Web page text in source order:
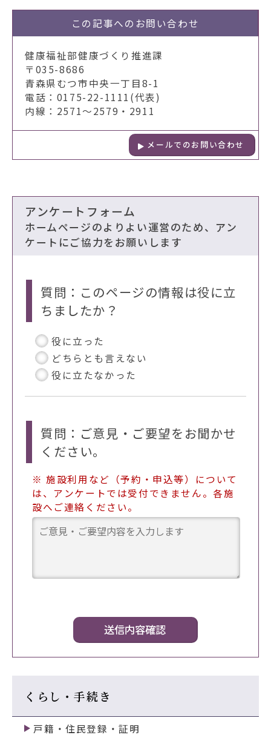
この記事への お問い合わせ
健康福祉部健康づくり推進課
〒035-8686
青森県むつ市中央一丁目8-1
電話：0175-22-1111(代表)
内線：2571～2579・2911
メールでのお問い合わせ
アンケートフォーム
ホームページのよりよい運営のため、アン
ケートにご協力をお願いします
質問：このページの情報は役に立
ちましたか？
役に立った
どちらとも言えない
役に立たなかった
質問：ご意見・ご要望をお聞かせ
ください。
※ 施設利用など（予約・申込等）について
は、アンケートでは受付できません。各施
設へご連絡ください。
くらし・手続き
戸籍・住民登録・証明